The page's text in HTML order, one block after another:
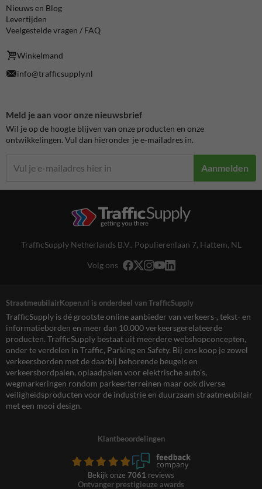
Nieuws en Blog
Levertijden
Veelgestelde vragen / FAQ
Winkelmand
info@trafficsupply.nl
Meld je aan voor onze nieuwsbrief
Wil je op de hoogte blijven van onze producten en onze
ontwikkelingen. Vul dan hieronder je e-mailadres in.
Aanmelden
TrafficSupply Netherlands B.V., Populierenlaan 7, Hattem, NL
Volg ons
StraatmeubilairKopen.nl is onderdeel van TrafficSupply
TrafficSupply is dé grootste online aanbieder van verkeers-, tekst- en
informatieborden en meer dan 10.000 verkeersgerelateerde
producten. TrafficSupply bestaat uit meerdere webshopconcepten,
onder te verdelen in Traffic, Parking en Safety. Bij ons koop je zowel
verkeersborden met de daarbij behorende beugels en
verkeersbordpalen, oplaadpalen voor elektrische auto’s,
wegmarkeringen rondom parkeerterreinen maar ook diverse
veiligheidsproducten voor de industrie en duurzaam straatmeubilair
met een mooi design.
Klantbeoordelingen
Bekijk onze 7061 reviews
Ontvanger prestigieuze awards